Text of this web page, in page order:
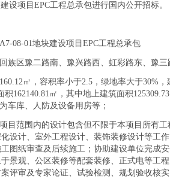
设项目EPC工程总承包进行国内公开招标。
08-01地块建设项目EPC工程总承包
族区豫二路南、豫兴路西、虹彩路东、豫三
㎡，容积率小于2.5，绿地率大于30%
积162140.81㎡，其中地上建筑面积
车库、人防及设备用房等；
目范围内的设计包含但不限于本项目所有
设计、室外工程设计、装饰装修设计等工
图纸审查及后续施工；协助建设单位完成
景观、公区装修等配套装修、正式电等工
评审及专家论证、试验检测、规划验收核